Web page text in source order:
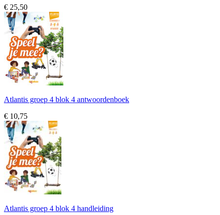
€ 25,50
Atlantis groep 4 blok 4 antwoordenboek
€ 10,75
Atlantis groep 4 blok 4 handleiding